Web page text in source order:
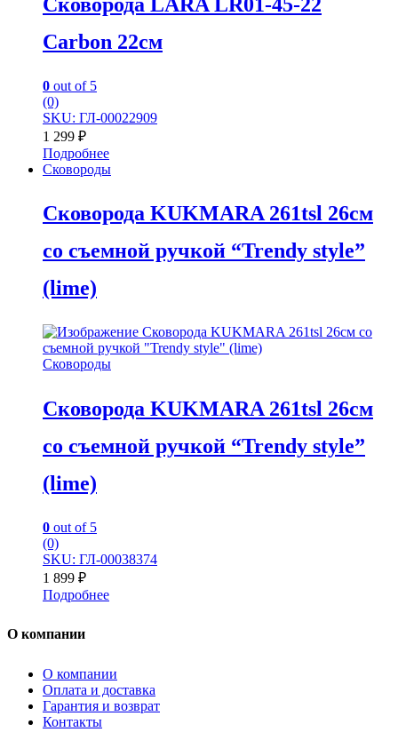
Carbon 22см
0 out of 5
(0)
SKU: ГЛ-00022909
1 299 ₽
Подробнее
Сковороды
Сковорода KUKMARA 261tsl 26см
со съемной ручкой “Trendy style”
(lime)
Сковороды
Сковорода KUKMARA 261tsl 26см
со съемной ручкой “Trendy style”
(lime)
0 out of 5
(0)
SKU: ГЛ-00038374
1 899 ₽
Подробнее
О компании
О компании
Оплата и доставка
Гарантия и возврат
Контакты